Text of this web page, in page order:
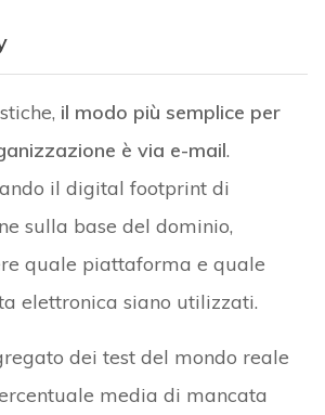
il modo più semplice per
è via e-mail.
il digital footprint di
sulla base del dominio,
quale piattaforma e quale
elettronica siano utilizzati.
dei test del mondo reale
media di mancata